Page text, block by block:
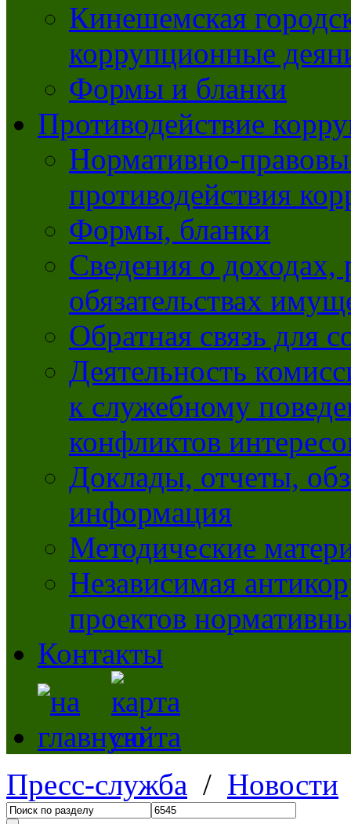
Кинешемская
коррупционные
Формы и бланки
Противодействие
Нормативно-
противодействия
Формы, бланки
Сведения о доходах,
обязательствах
Обратная связь для
Деятельность
к служебному
конфликтов
Доклады, отчеты,
информация
Методические
Независимая
проектов
Контакты
Пресс-служба / Новости